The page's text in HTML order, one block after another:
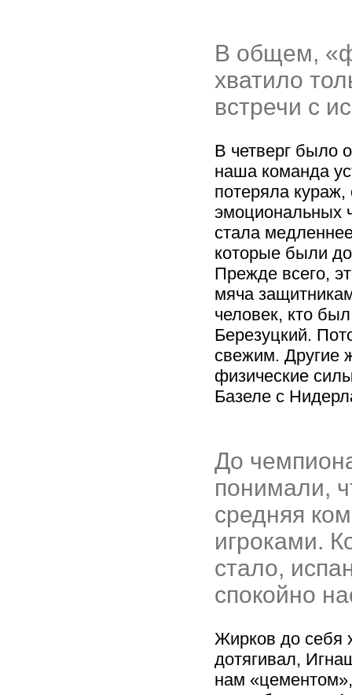
В общем,
хватило
встречи с
В четверг было
наша команда
потеряла
эмоциональных
стала
которые были
Прежде всего,
мяча
человек, кто
Березуцкий.
свежим. Другие
физические
Базеле с
До
понимали,
средняя
игроками.
стало,
спокойно
Жирков до себя
дотягивал,
нам